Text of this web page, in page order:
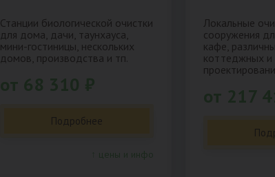
Станции биологической очистки
для дома, дачи, таунхауса,
мини-гостиницы, нескольких
домов, производства и тп.
Подробнее
Локальные
сооружения
кафе,
коттеджных и